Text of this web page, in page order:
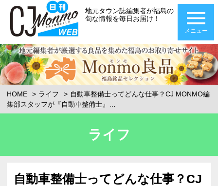
地元タウン誌編集者が福島の
旬な情報を毎日お届け！
メニュー
HOME ライフ
自動車整備士ってどんな仕事？CJ MONMO編
集部スタッフが『自動車整備士』…
ライフ
自動車整備士ってどんな仕事？CJ